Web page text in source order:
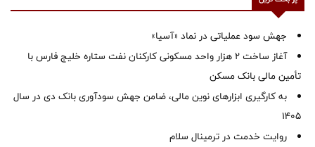
جهش سود عملیاتی در نماد «آسیا»
آغاز ساخت ۲ هزار واحد مسکونی کارکنان نفت ستاره خلیج فارس با
تأمین مالی بانک مسکن
به کارگیری ابزارهای نوین مالی، ضامن جهش سودآوری بانک دی در سال
1405
روایت خدمت در ترمینال سلام